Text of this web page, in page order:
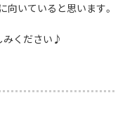
いていると思います。
みください♪